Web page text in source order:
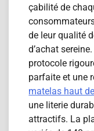
çabilité de
de leur qualité
d’achat
protocole
parfaite et une
matelas haut
une literie
attractifs. La